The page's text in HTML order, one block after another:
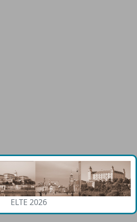
ELTE 2026